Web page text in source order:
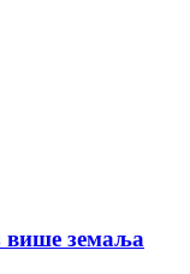
земаља